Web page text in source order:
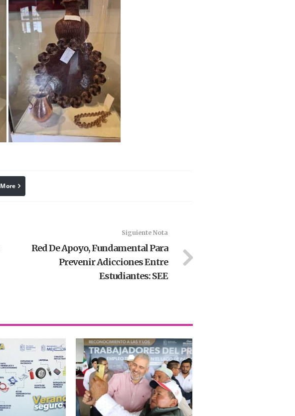
linkedin
More
Siguiente Nota
Red De Apoyo, Fundamental Para
Prevenir Adicciones Entre
Estudiantes: SEE